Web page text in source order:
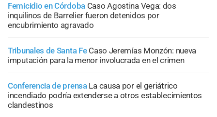
Femicidio en Córdoba Caso Agostina Vega: dos
inquilinos de Barrelier fueron detenidos por
encubrimiento agravado
Tribunales de Santa Fe Caso Jeremías Monzón: nueva
imputación para la menor involucrada en el crimen
Conferencia de prensa La causa por el geriátrico
incendiado podría extenderse a otros establecimientos
clandestinos